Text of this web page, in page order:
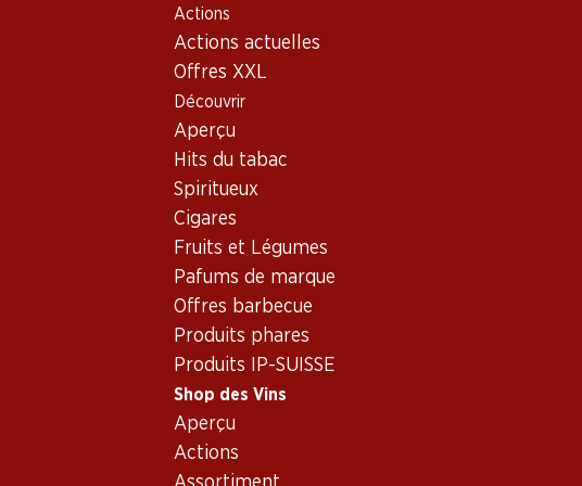
Actions
Actions actuelles
Offres XXL
Découvrir
Aperçu
Hits du tabac
Spiritueux
Cigares
Fruits et Légumes
Pafums de marque
Offres barbecue
Produits phares
Produits IP-SUISSE
Shop des Vins
Aperçu
Actions
Shop des Vins
Ch. Mouton Rothschild a.c. 75
France,Bordeaux, 2004
Pauillac, 1er cru classé, 2004 ,75 cl, Robert Parker 91-93